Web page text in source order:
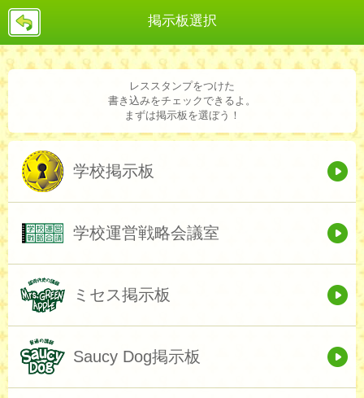
掲示板選択
戻
レススタンプをつけた
書き込みをチェックできるよ。
まずは掲示板を選ぼう！
学校掲示板
学校運営戦略会議室
ミセス掲示板
Saucy Dog掲示板